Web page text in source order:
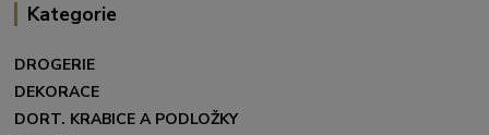
Kategorie
DROGERIE
DEKORACE
DORT. KRABICE A PODLOŽKY